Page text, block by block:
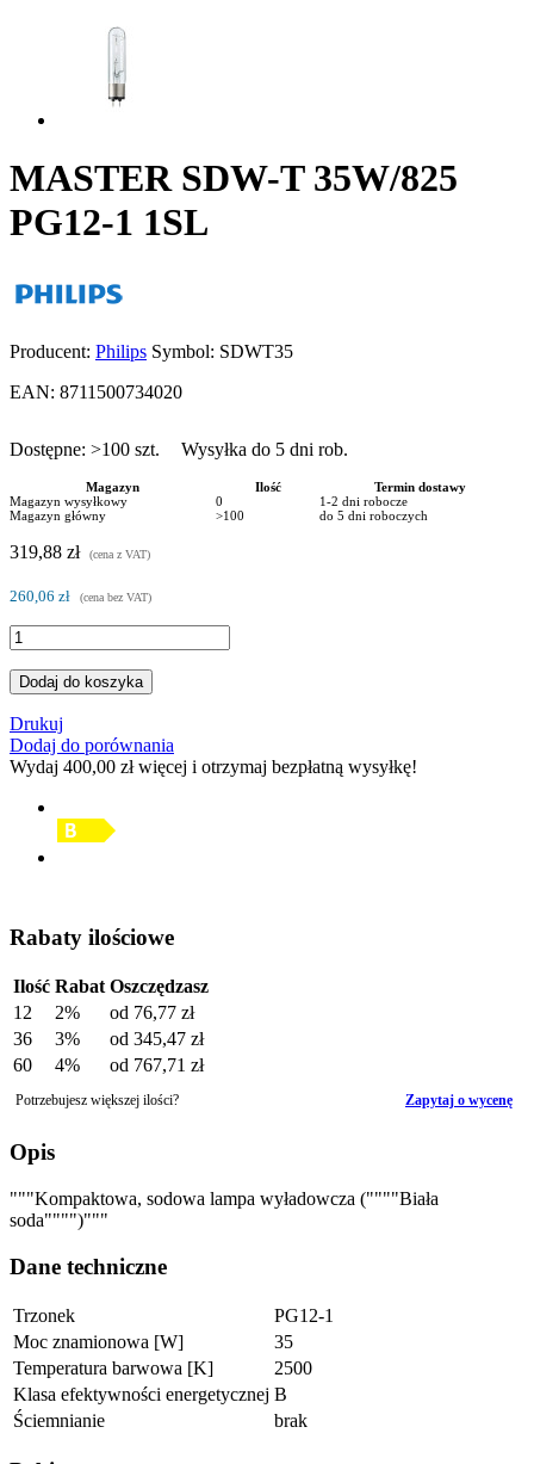
MASTER SDW-T 35W/825
PG12-1 1SL
Producent: Philips Symbol: SDWT35
EAN: 8711500734020
Dostępne: >100 szt. Wysyłka do 5 dni rob.
Magazyn Ilość
Termin dostawy
Magazyn wysyłkowy
0
1-2 dni robocze
Magazyn główny
>100 do 5 dni roboczych
319,88 zł (cena z VAT)
260,06 zł (cena bez VAT)
Dodaj do koszyka
Drukuj
Dodaj do porównania
Wydaj 400,00 złwięcej i otrzymaj bezpłatną wysyłkę!
Rabaty ilościowe
Ilość Rabat Oszczędzasz
12
2% od 76,77 zł
36
3% od 345,47 zł
60
4% od 767,71 zł
Potrzebujesz większej ilości? Zapytaj o wycenę
Opis
"""Kompaktowa, sodowa lampa wyładowcza (""""Biała
soda"""")"""
Dane techniczne
Trzonek
PG12-1
Moc znamionowa [W]
35
Temperatura barwowa [K]
2500
Klasa efektywności energetycznej B
Ściemnianie
brak